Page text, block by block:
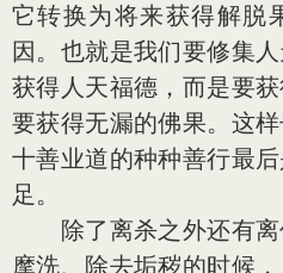
它转换为将来获得解脱
因。也就是我们要修集
获得人天福德，而是要
要获得无漏的佛果。这
十善业道的种种善行最
足。
除了离杀之外还有离
摩洗、除去垢秽的时候